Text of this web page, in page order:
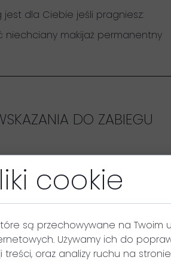
REAKCJE NA LASER
DO ZABIEGU
jest dla Ciebie jeśli pragniesz:
niechciany makijaż permanentny
cookie
są przechowywane na Twoim
Używamy ich do
treści, oraz analizy ruchu na